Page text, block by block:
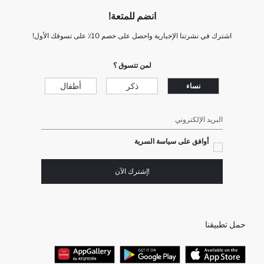
انضم للمتعة!
اشترك في نشرتنا الإخبارية واحصل على خصم 10٪ على تسوقك الأول!
لمن تتسوق ؟
نساء ذكر أطفال
البريد الإلكتروني
أوافق على سياسة السرية
!إشترك الآن
حمل تطبيقنا